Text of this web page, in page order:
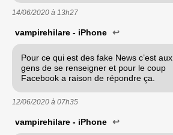
14/06/2020 à 13h27
vampirehilare - iPhone ↩
Pour ce qui est des fake News c’est aux
gens de se renseigner et pour le coup
Facebook a raison de répondre ça.
12/06/2020 à 07h35
vampirehilare - iPhone ↩